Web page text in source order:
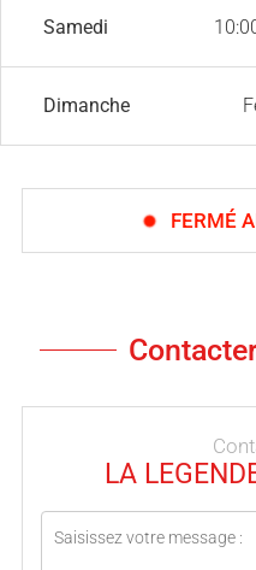
Samedi
Dimanche
FERMÉ
LA